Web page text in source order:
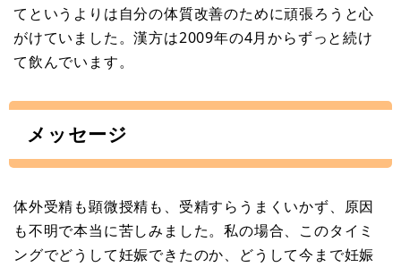
てというよりは自分の体質改善のために頑張ろうと心
がけていました。漢方は2009年の4月からずっと続け
て飲んでいます。
メッセージ
体外受精も顕微授精も、受精すらうまくいかず、原因
も不明で本当に苦しみました。私の場合、このタイミ
ングでどうして妊娠できたのか、どうして今まで妊娠